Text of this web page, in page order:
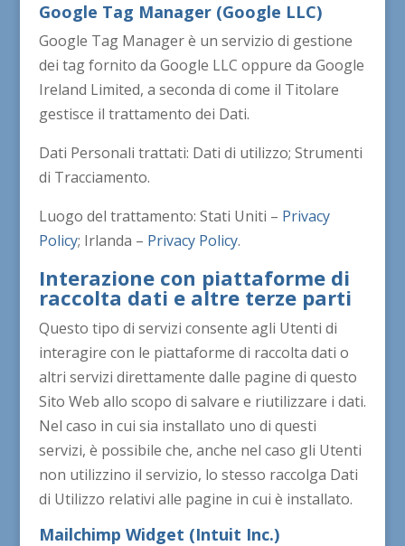
Google Tag Manager (Google LLC)
Google Tag Manager è un servizio di gestione
dei tag fornito da Google LLC oppure da Google
Ireland Limited, a seconda di come il Titolare
gestisce il trattamento dei Dati.
Dati Personali trattati: Dati di utilizzo; Strumenti
di Tracciamento.
Luogo del trattamento: Stati Uniti – Privacy
Policy; Irlanda – Privacy Policy.
Interazione con piattaforme di
raccolta dati e altre terze parti
Questo tipo di servizi consente agli Utenti di
interagire con le piattaforme di raccolta dati o
altri servizi direttamente dalle pagine di questo
Sito Web allo scopo di salvare e riutilizzare i dati.
Nel caso in cui sia installato uno di questi
servizi, è possibile che, anche nel caso gli Utenti
non utilizzino il servizio, lo stesso raccolga Dati
di Utilizzo relativi alle pagine in cui è installato.
Mailchimp Widget (Intuit Inc.)